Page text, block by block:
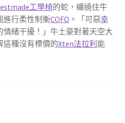
工學椅的蛇，纏繞住牛
進行柔性制衡COFO 。「可惡幸
情緒干擾！」牛土豪對著天空大
這種沒有標價的Xten法拉利 能